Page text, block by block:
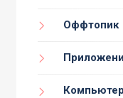
Оффтопик